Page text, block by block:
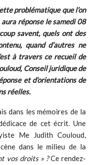
problématique que l’on
aura réponse le samedi 08
savent, quels ont des
quand d’autres ne
à travers ce recueil de
Conseil juridique de
et d’orientations de
réelles.
dans les mémoires de la
de cet écrit. Une
Me Judith Couloud,
dans le milieu de la
vos droits » ?Ce rendez-